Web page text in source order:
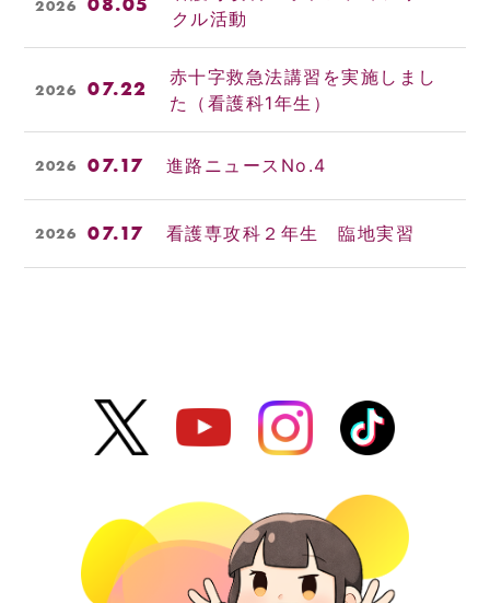
2026
クル活動
2026 07.22
赤十字救急法講習を実施しまし
た（看護科1年生）
2026 07.17 進路ニュースNo.4
2026 07.17 看護専攻科２年生 臨地実習